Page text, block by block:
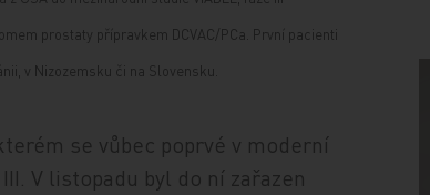
prostaty přípravkem DCVAC/PCa. První pacienti
v Nizozemsku či na Slovensku.
se vůbec poprvé v moderní
V listopadu byl do ní zařazen